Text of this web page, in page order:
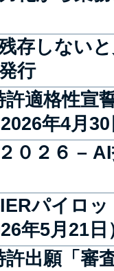
存しない
行
適格性宣
年4月
０２６ –
パイロ
年5月21日
出願「審